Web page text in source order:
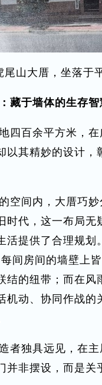
尾山大厝，坐落于
藏于墙体的生存智
百余平方米，在
以其精妙的设计
间内，大厝巧妙
时代，这一布局
活提供了合理规划
间房间的墙壁上
结的纽带；而在
机动、协同作战
独具远见，在主
并非摆设，而是关